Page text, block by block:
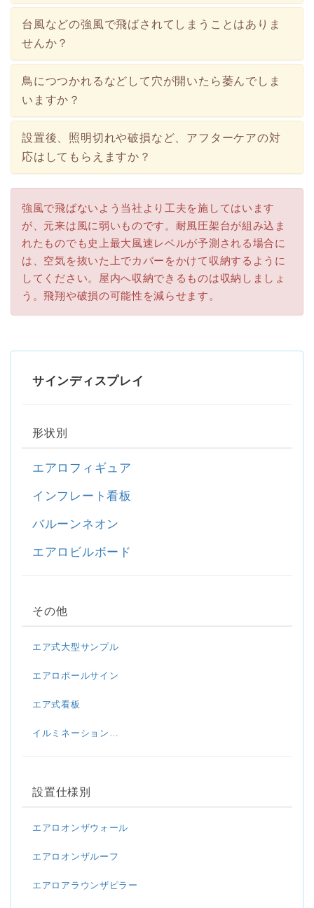
台風などの強風で飛ばされてしまうことはありま
せんか？
鳥につつかれるなどして穴が開いたら萎んでしま
いますか？
設置後、照明切れや破損など、アフターケアの対
応はしてもらえますか？
強風で飛ばないよう当社より工夫を施してはいます
が、元来は風に弱いものです。耐風圧架台が組み込ま
れたものでも史上最大風速レベルが予測される場合に
は、空気を抜いた上でカバーをかけて収納するように
してください。屋内へ収納できるものは収納しましょ
う。飛翔や破損の可能性を減らせます。
サインディスプレイ
形状別
エアロフィギュア
インフレート看板
バルーンネオン
エアロビルボード
その他
エア式大型サンプル
エアロポールサイン
エア式看板
イルミネーション…
設置仕様別
エアロオンザウォール
エアロオンザルーフ
エアロアラウンザピラー